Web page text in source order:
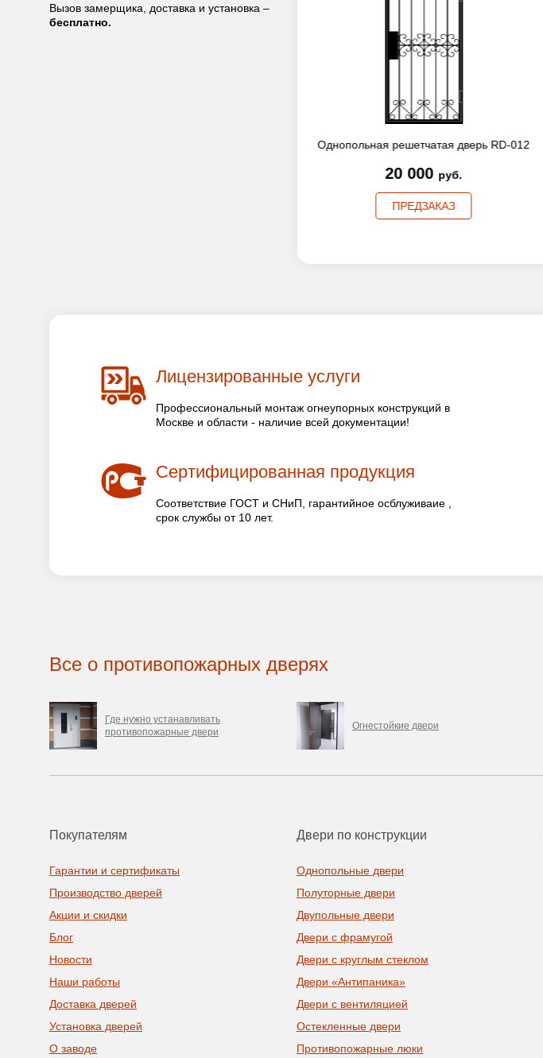
Вызов замерщика, доставка и установка –
бесплатно.
Однопольная решетчатая дверь RD-010
20 000 руб.
ПРЕДЗАКАЗ
Лицензированные услуги
Профессиональный монтаж огнеупорных конструкций в
Москве и области - наличие всей документации!
Сертифицированная продукция
Соответствие ГОСТ и СНиП, гарантийное осблуживаие ,
срок службы от 10 лет.
Все о противопожарных дверях
Где нужно устанавливать
противопожарные двери
Огнестойкие двери
Покупателям
Гарантии и сертификаты
Производство дверей
Акции и скидки
Блог
Новости
Наши работы
Доставка дверей
Установка дверей
О заводе
Двери по конструкции
Однопольные двери
Полуторные двери
Двупольные двери
Двери с фрамугой
Двери с круглым стеклом
Двери «Антипаника»
Двери с вентиляцией
Остекленные двери
Противопожарные люки